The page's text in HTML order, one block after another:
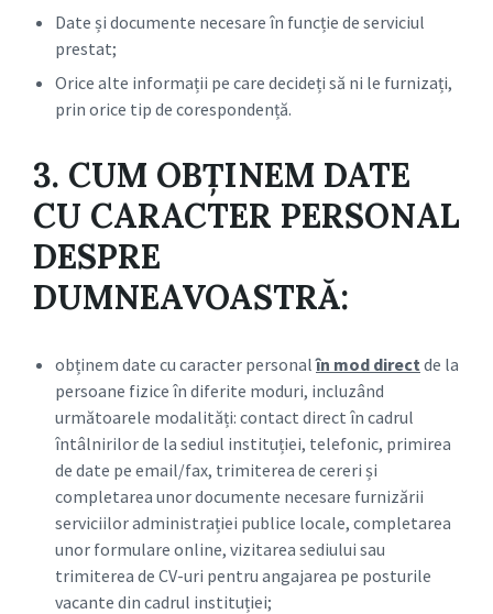
Date și documente necesare în funcție de serviciul
prestat;
Orice alte informații pe care decideți să ni le furnizați,
prin orice tip de corespondență.
3. CUM OBȚINEM DATE
CU CARACTER PERSONAL
DESPRE
DUMNEAVOASTRĂ:
obținem date cu caracter personalîn mod direct de la
persoane fizice în diferite moduri, incluzând
următoarele modalități: contact direct în cadrul
întâlnirilor de la sediul instituției, telefonic, primirea
de date pe email/fax, trimiterea de cereri și
completarea unor documente necesare furnizării
serviciilor administrației publice locale, completarea
unor formulare online, vizitarea sediului sau
trimiterea de CV-uri pentru angajarea pe posturile
vacante din cadrul instituției;